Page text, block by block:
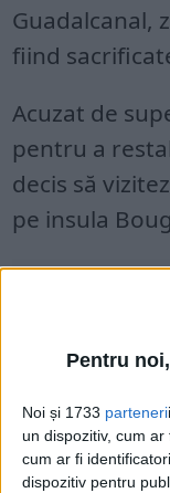
Pentru
Noi și 1733 parteneri
un dispozitiv, cum
cum ar fi
dispozitiv pentru
Guadalcanal,
fiind
Acuzat de
pentru a
decis să
pe insula